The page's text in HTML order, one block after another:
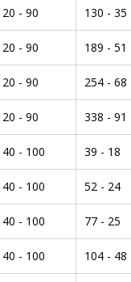
20 - 90 130 - 35
20 - 90 189 - 51
20 - 90 254 - 68
20 - 90 338 - 91
40 - 100 39 - 18
40 - 100 52 - 24
40 - 100 77 - 25
40 - 100 104 - 48